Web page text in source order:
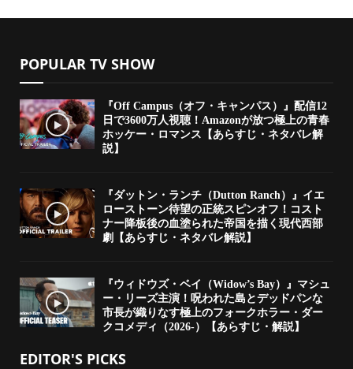
POPULAR TV SHOW
『Off Campus（オフ・キャンパス）』配信12
日で3600万人視聴！Amazonが放つ極上の青春
ホッケー・ロマンス【あらすじ・ネタバレ解
説】
『ダットン・ランチ（Dutton Ranch）』イエ
ローストーン待望の正統スピンオフ！コスト
ナー降板後の血塗られた帝国を描く現代西部
劇【あらすじ・ネタバレ解説】
『ウィドウズ・ベイ（Widow’s Bay）』マシュ
ー・リーズ主演！呪われた島とデッドパンな
市長が織りなす極上のフォークホラー・ダー
クコメディ（2026-）【あらすじ・解説】
EDITOR'S PICKS